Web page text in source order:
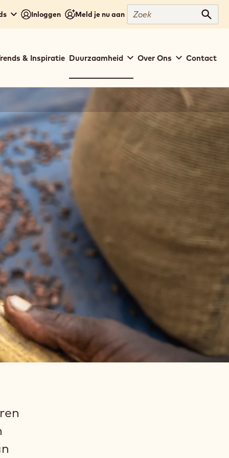
Inloggen Meld je nu aan
Zoek
Zoek
& Inspiratie Duurzaamheid Over Ons Contact